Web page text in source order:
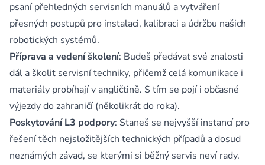
psaní přehledných servisních manuálů a vytváření
přesných postupů pro instalaci, kalibraci a údržbu našich
robotických systémů.
Příprava a vedení školení: Budeš předávat své znalosti
dál a školit servisní techniky, přičemž celá komunikace i
materiály probíhají v angličtině. S tím se pojí i občasné
výjezdy do zahraničí (několikrát do roka).
Poskytování L3 podpory: Staneš se nejvyšší instancí pro
řešení těch nejsložitějších technických případů a dosud
neznámých závad, se kterými si běžný servis neví rady.